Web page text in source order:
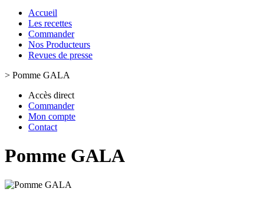
Accueil
Les recettes
Commander
Nos Producteurs
Revues de presse
> Pomme GALA
Accès direct
Commander
Mon compte
Contact
Pomme GALA